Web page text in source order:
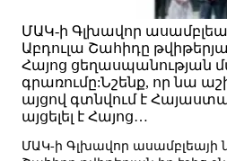
ՄԱԿ-ի Գլխավոր
Աբդուլա Շահիդը
Հայոց ցեղասպանության
գրառումը:Նշենք, որ նա
այցով գտնվում է
այցելել է Հայոց…
ՄԱԿ-ի Գլխավոր